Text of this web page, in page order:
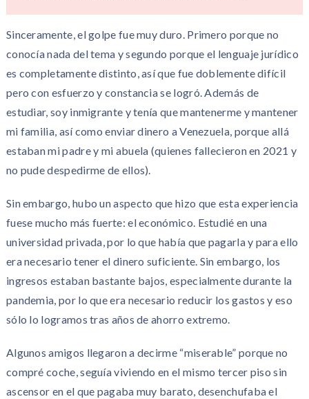
Sinceramente, el golpe fue muy duro. Primero porque no
conocía nada del tema y segundo porque el lenguaje jurídico
es completamente distinto, así que fue doblemente difícil
pero con esfuerzo y constancia se logró. Además de
estudiar, soy inmigrante y tenía que mantenerme y mantener
mi familia, así como enviar dinero a Venezuela, porque allá
estaban mi padre y mi abuela (quienes fallecieron en 2021 y
no pude despedirme de ellos).
Sin embargo, hubo un aspecto que hizo que esta experiencia
fuese mucho más fuerte: el económico. Estudié en una
universidad privada, por lo que había que pagarla y para ello
era necesario tener el dinero suficiente. Sin embargo, los
ingresos estaban bastante bajos, especialmente durante la
pandemia, por lo que era necesario reducir los gastos y eso
sólo lo logramos tras años de ahorro extremo.
Algunos amigos llegaron a decirme “miserable” porque no
compré coche, seguía viviendo en el mismo tercer piso sin
ascensor en el que pagaba muy barato, desenchufaba el